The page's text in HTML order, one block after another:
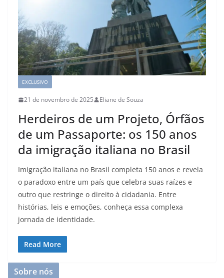
EXCLUSIVO
21 de novembro de 2025 Eliane de Souza
Herdeiros de um Projeto, Órfãos
de um Passaporte: os 150 anos
da imigração italiana no Brasil
Imigração italiana no Brasil completa 150 anos e revela
o paradoxo entre um país que celebra suas raízes e
outro que restringe o direito à cidadania. Entre
histórias, leis e emoções, conheça essa complexa
jornada de identidade.
Read More
Sobre nós